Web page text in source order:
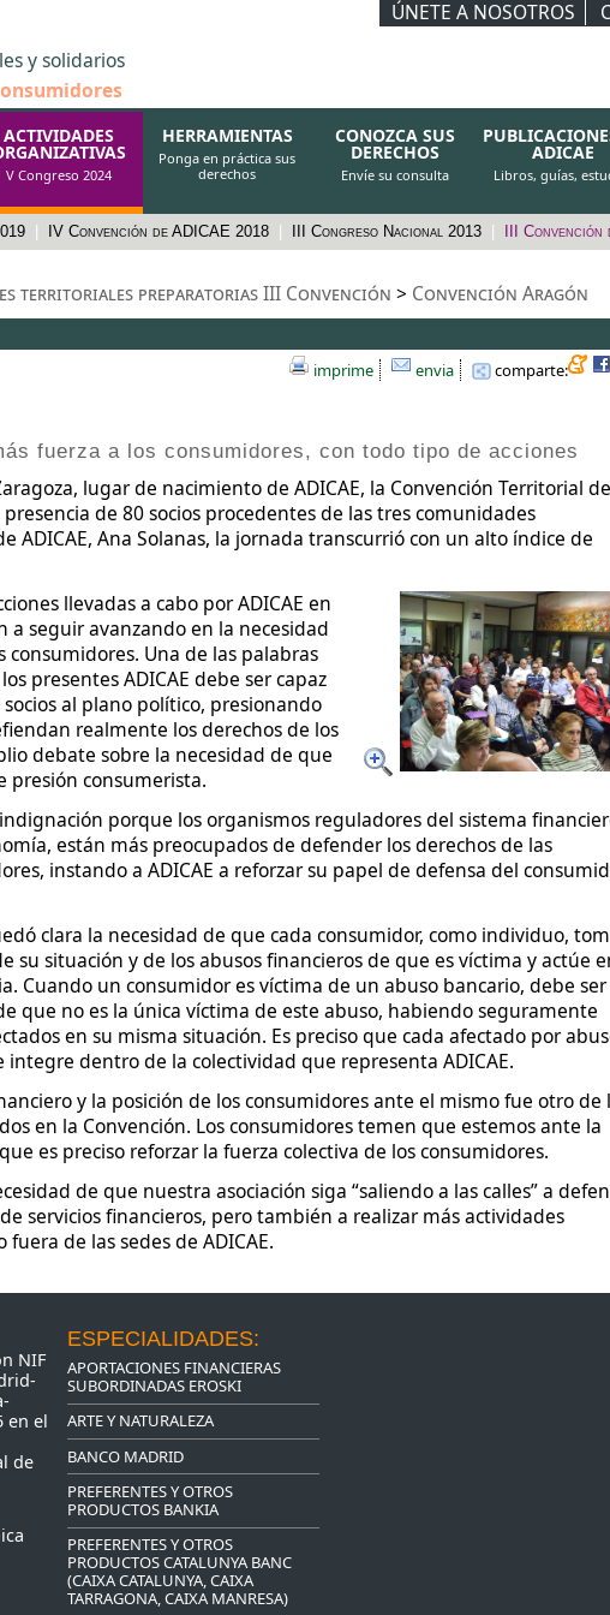
ÚNETE A NOSOTROS
y solidarios
ACTIVIDADES
V Congreso 2024
IV Convención de ADICAE 2018 III Congreso Nacional 2013 III
HERRAMIENTAS
Ponga en práctica sus
derechos
CONOZCA SUS
DERECHOS
Envíe su consulta
ADICAE
Libros, guías,
territoriales preparatorias III Convención > Convención Aragón
imprime envia comparte:
fuerza a los consumidores, con todo tipo de acciones
lugar de nacimiento de ADICAE, la Convención Territorial de
de 80 socios procedentes de las tres comunidades
ADICAE, Ana Solanas, la jornada transcurrió con un alto índice de
llevadas a cabo por ADICAE en
a seguir avanzando en la necesidad
Una de las palabras
presentes ADICAE debe ser capaz
al plano político, presionando
realmente los derechos de los
debate sobre la necesidad de que
presión consumerista.
porque los organismos reguladores del sistema
están más preocupados de defender los derechos de las
instando a ADICAE a reforzar su papel de defensa del
clara la necesidad de que cada consumidor, como individuo,
su situación y de los abusos financieros de que es víctima y actúe
Cuando un consumidor es víctima de un abuso bancario, debe ser
que no es la única víctima de este abuso, habiendo seguramente
en su misma situación. Es preciso que cada afectado por
integre dentro de la colectividad que representa ADICAE.
y la posición de los consumidores ante el mismo fue otro de
en la Convención. Los consumidores temen que estemos ante la
es preciso reforzar la fuerza colectiva de los consumidores.
de que nuestra asociación siga “saliendo a las calles” a
servicios financieros, pero también a realizar más actividades
de las sedes de ADICAE.
NIF
en el
de
ESPECIALIDADES:
APORTACIONES FINANCIERAS
SUBORDINADAS EROSKI
ARTE Y NATURALEZA
BANCO MADRID
PREFERENTES Y OTROS
PRODUCTOS BANKIA
PREFERENTES Y OTROS
PRODUCTOS CATALUNYA BANC
(CAIXA CATALUNYA, CAIXA
TARRAGONA, CAIXA MANRESA)